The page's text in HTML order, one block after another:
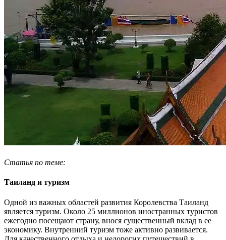
Статья по теме:
Таиланд и туризм
Одной из важных областей развития Королевства Таиланд
является туризм. Около 25 миллионов иностранных туристов
ежегодно посещают страну, внося существенный вклад в ее
экономику. Внутренний туризм тоже активно развивается.